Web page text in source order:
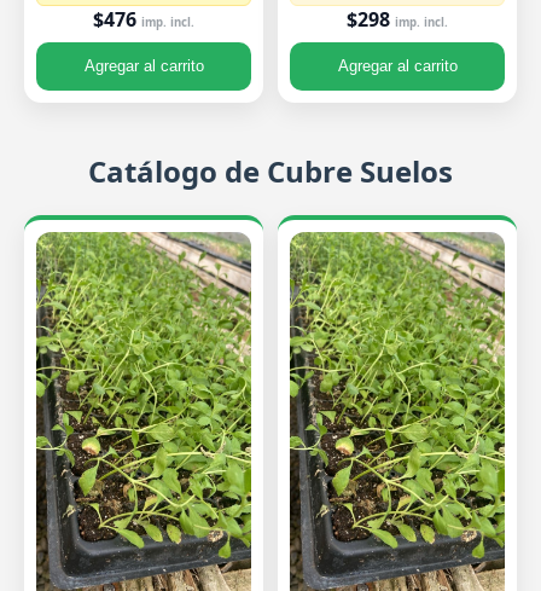
$476 imp. incl.
Agregar al carrito
$298 imp. incl.
Agregar al carrito
Catálogo de Cubre Suelos